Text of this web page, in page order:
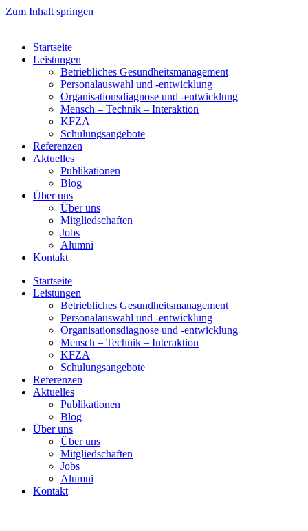
Zum Inhalt springen
Startseite
Leistungen
Betriebliches Gesundheitsmanagement
Personalauswahl und -entwicklung
Organisationsdiagnose und -entwicklung
Mensch – Technik – Interaktion
KFZA
Schulungsangebote
Referenzen
Aktuelles
Publikationen
Blog
Über uns
Über uns
Mitgliedschaften
Jobs
Alumni
Kontakt
Startseite
Leistungen
Betriebliches Gesundheitsmanagement
Personalauswahl und -entwicklung
Organisationsdiagnose und -entwicklung
Mensch – Technik – Interaktion
KFZA
Schulungsangebote
Referenzen
Aktuelles
Publikationen
Blog
Über uns
Über uns
Mitgliedschaften
Jobs
Alumni
Kontakt